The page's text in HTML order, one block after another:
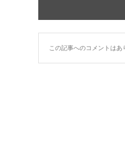
この記事へのコメントはあ